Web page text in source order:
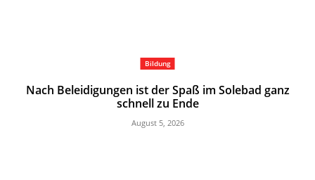
Bildung
Nach Beleidigungen ist der Spaß im Solebad ganz
schnell zu Ende
August 5, 2026